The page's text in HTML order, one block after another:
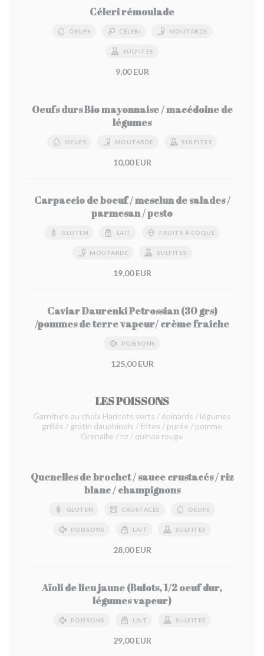
Céleri rémoulade
OEUFS CÉLERI MOUTARDE
SULFITES
9,00 EUR
Oeufs durs Bio mayonnaise / macédoine de
légumes
OEUFS MOUTARDE SULFITES
10,00 EUR
Carpaccio de boeuf / mesclun de salades /
parmesan / pesto
GLUTEN LAIT FRUITS À COQUE
MOUTARDE SULFITES
19,00 EUR
Caviar Daurenki Petrossian (30 grs)
/pommes de terre vapeur/ crème fraîche
POISSONS
125,00 EUR
LES POISSONS
Garniture au choix Haricots verts / épinards / légumes
grillés / gratin dauphinois / frites / purée / pomme
Grenaille / riz / quinoa rouge
Quenelles de brochet / sauce crustacés / riz
blanc / champignons
GLUTEN CRUSTACÉS OEUFS
POISSONS LAIT SULFITES
28,00 EUR
Aïoli de lieu jaune (Bulots, 1/2 oeuf dur,
légumes vapeur)
POISSONS LAIT SULFITES
29,00 EUR